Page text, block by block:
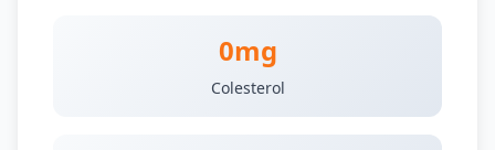
0mg
Colesterol